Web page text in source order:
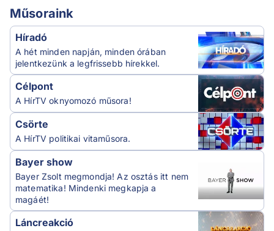
Műsoraink
Híradó
A hét minden napján, minden órában
jelentkezünk a legfrissebb hírekkel.
Célpont
A HírTV oknyomozó műsora!
Csörte
A HírTV politikai vitaműsora.
Bayer show
Bayer Zsolt megmondja! Az osztás itt nem
matematika! Mindenki megkapja a
magáét!
Láncreakció